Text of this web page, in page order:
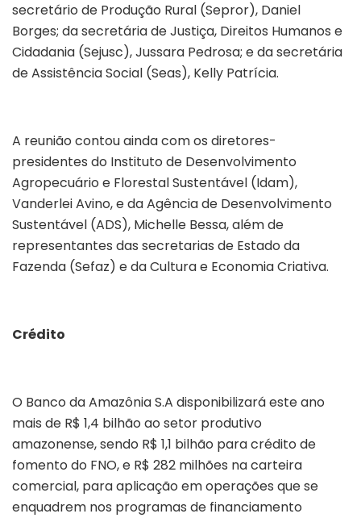
secretário de Produção Rural (Sepror), Daniel
Borges; da secretária de Justiça, Direitos Humanos e
Cidadania (Sejusc), Jussara Pedrosa; e da secretária
de Assistência Social (Seas), Kelly Patrícia.
A reunião contou ainda com os diretores-
presidentes do Instituto de Desenvolvimento
Agropecuário e Florestal Sustentável (Idam),
Vanderlei Avino, e da Agência de Desenvolvimento
Sustentável (ADS), Michelle Bessa, além de
representantes das secretarias de Estado da
Fazenda (Sefaz) e da Cultura e Economia Criativa.
Crédito
O Banco da Amazônia S.A disponibilizará este ano
mais de R$ 1,4 bilhão ao setor produtivo
amazonense, sendo R$ 1,1 bilhão para crédito de
fomento do FNO, e R$ 282 milhões na carteira
comercial, para aplicação em operações que se
enquadrem nos programas de financiamento